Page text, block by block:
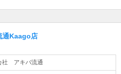
通Kaago店
社 アキバ流通